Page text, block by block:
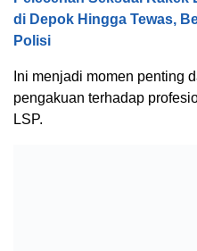
di Depok Hingga Tewas,
Polisi
Ini menjadi momen penting
pengakuan terhadap
LSP.